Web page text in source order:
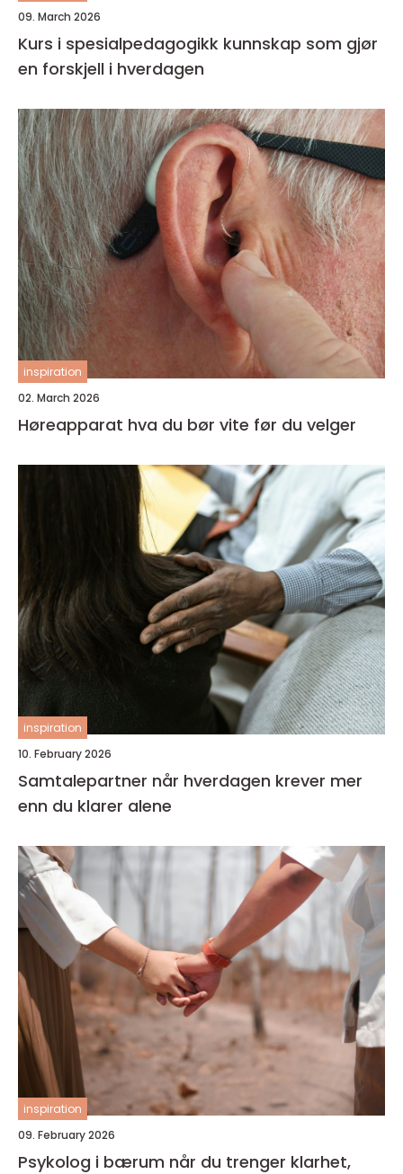
09. March 2026
Kurs i spesialpedagogikk kunnskap som gjør
en forskjell i hverdagen
inspiration
02. March 2026
Høreapparat hva du bør vite før du velger
inspiration
10. February 2026
Samtalepartner når hverdagen krever mer
enn du klarer alene
inspiration
09. February 2026
Psykolog i bærum når du trenger klarhet,